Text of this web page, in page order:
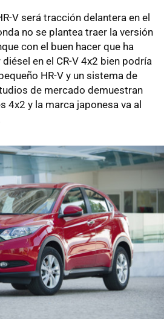
V será tracción delantera en el
no se plantea traer la versión
con el buen hacer que ha
en el CR-V 4x2 bien podría
HR-V y un sistema de
de mercado demuestran
4x2 y la marca japonesa va al